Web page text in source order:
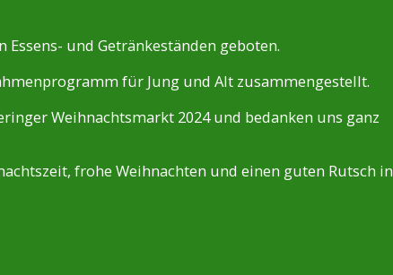
und Getränkeständen geboten.
für Jung und Alt zusammengestellt.
Weihnachtsmarkt 2024 und bedanken uns ganz
frohe Weihnachten und einen guten Rutsch in